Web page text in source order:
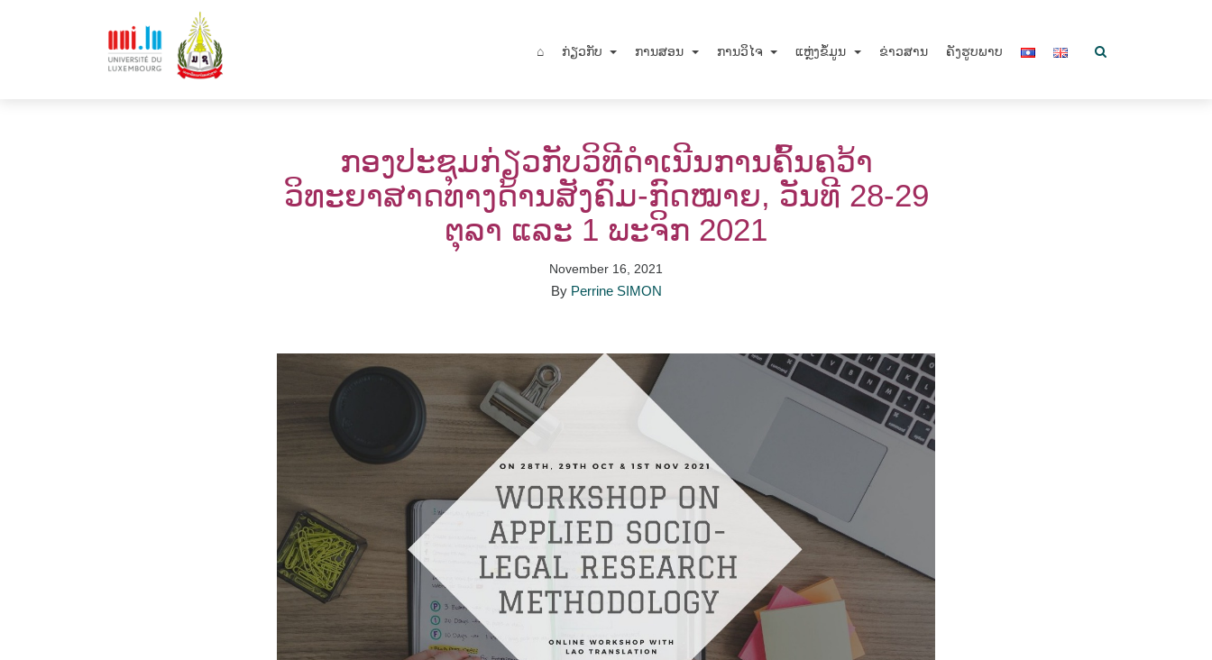
⌂ ກ່ຽວກັບ ການສອນ ການວິໄຈ ແຫຼ່ງຂໍ້ມູນ ຂ່າວສານ ຄັງຮູບພາບ
ກອງປະຊຸມກ່ຽວກັບວິທີດຳເນີນການຄົ້ນຄວ້າ
ວິທະຍາສາດທາງດ້ານສັງຄົມ-ກົດໝາຍ, ວັນທີ 28-29
ຕຸລາ ແລະ 1 ພະຈິກ 2021
November 16, 2021
By Perrine SIMON